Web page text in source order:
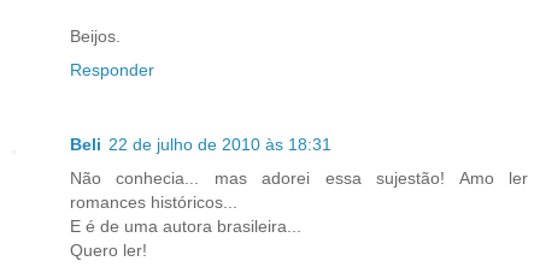
Beijos.
Responder
Beli 22 de julho de 2010 às 18:31
Não conhecia... mas adorei essa sujestão! Amo ler
romances históricos...
E é de uma autora brasileira...
Quero ler!